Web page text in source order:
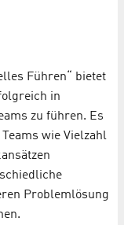
Führen“ bietet
in
zu führen. Es
wie Vielzahl
Problemlösung